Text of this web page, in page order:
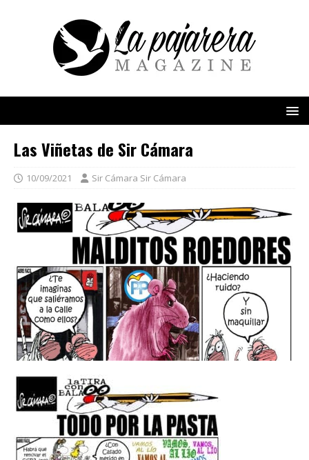
Las Viñetas de Sir Cámara
10/09/2021 Sir Cámara Sir Cámara